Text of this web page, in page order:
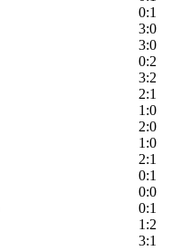
0:1
3:0
3:0
0:2
3:2
2:1
1:0
2:0
1:0
2:1
0:1
0:0
0:1
1:2
3:1